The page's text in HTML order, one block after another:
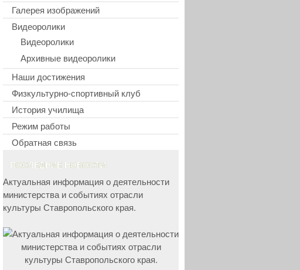
Галерея изображений
Видеоролики
Видеоролики
Архивные видеоролики
Наши достижения
Физкультурно-спортивный клуб
История училища
Режим работы
Обратная связь
ПОСЛЕДНИЕ НОВОСТИ
Актуальная информация о деятельности
министерства и событиях отрасли
культуры Ставропольского края.